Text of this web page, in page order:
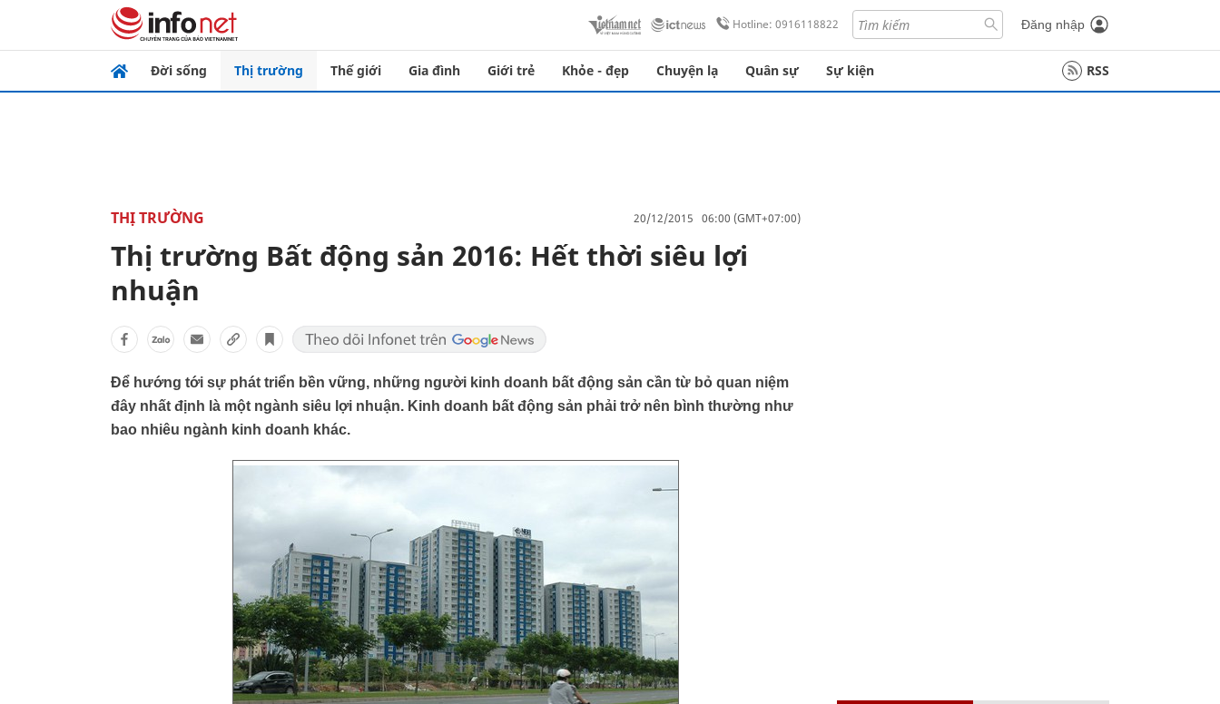
Hotline: 0916118822 Đăng nhập
Đời sống Thị trường Thế giới Gia đình Giới trẻ Khỏe - đẹp Chuyện lạ Quân sự Sự kiện RSS
THỊ TRƯỜNG 20/12/2015 06:00 (GMT+07:00)
Thị trường Bất động sản 2016: Hết thời siêu lợi
nhuận
Để hướng tới sự phát triển bền vững, những người kinh doanh bất động sản cần từ bỏ quan niệm
đây nhất định là một ngành siêu lợi nhuận. Kinh doanh bất động sản phải trở nên bình thường như
bao nhiêu ngành kinh doanh khác.